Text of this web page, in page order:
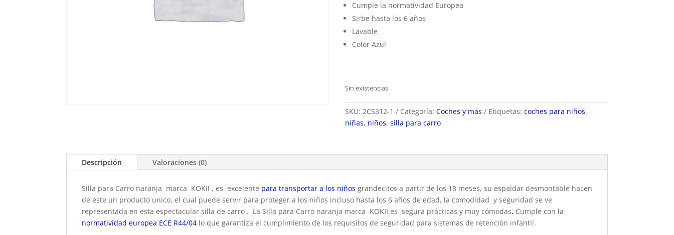
Cumple la normatividad Europea
Sirbe hasta los 6 años
Lavable
Color Azul
Sin existencias
SKU: 2CS312-1 Categoría:Coches y más Etiquetas:coches para niños,
niñas, niños,silla para carro
Descripción Valoraciones (0)
Silla para Carro naranja marca KOKII , es excelente para transportar a los niños grandecitos a partir de los 18 meses, su espaldar desmontable hacen
de este un producto unico, el cual puede servir para proteger a los niños incluso hasta los 6 años de edad, la comodidad y seguridad se ve
representada en esta espectacular silla de carro . La Silla para Carro naranja marca KOKII es segura prácticas y muy cómodas. Cumple con la
normatividad europea ECE R44/04 lo que garantiza el cumplimiento de los requisitos de seguridad para sistemas de retención infantil.